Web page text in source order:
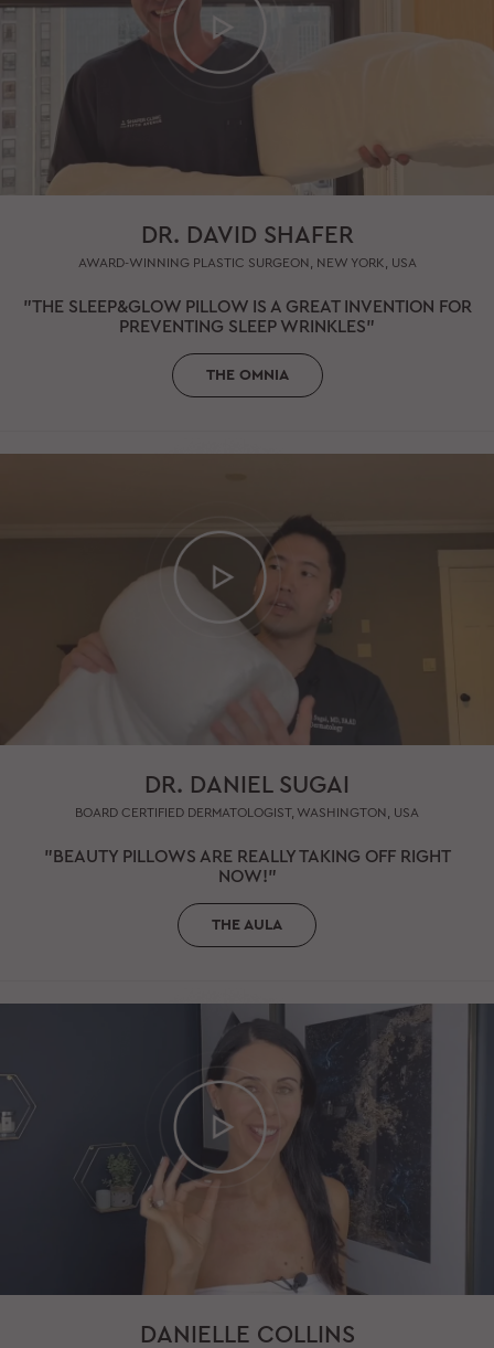
DR. DAVID SHAFER
AWARD-WINNING PLASTIC SURGEON, NEW YORK, USA
"THE SLEEP&GLOW PILLOW IS A GREAT INVENTION FOR
PREVENTING SLEEP WRINKLES"
THE OMNIA
DR. DANIEL SUGAI
BOARD CERTIFIED DERMATOLOGIST, WASHINGTON, USA
"BEAUTY PILLOWS ARE REALLY TAKING OFF RIGHT
NOW!"
THE AULA
DANIELLE COLLINS